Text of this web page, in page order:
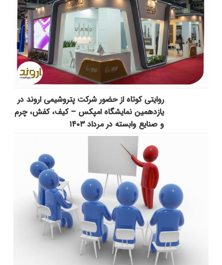
روایتی کوتاه از حضور شرکت پتروشیمی اروند در
یازدهمین نمایشگاه امپکس‌ – کیف، کفش، چرم
و صنایع وابسته در مرداد ۱۴۰۳